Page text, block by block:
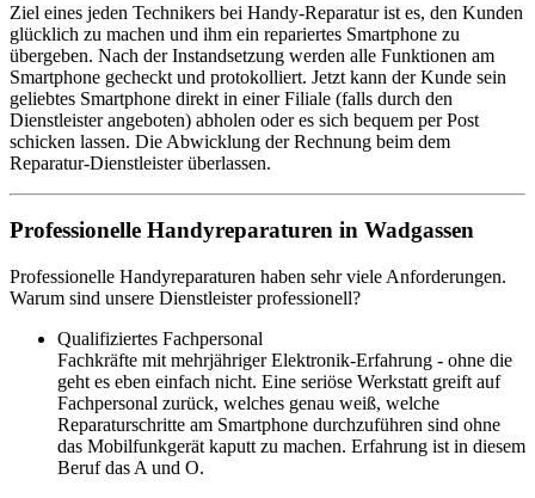
Ziel eines jeden Technikers bei Handy-Reparatur ist es, den Kunden
glücklich zu machen und ihm ein repariertes Smartphone zu
übergeben. Nach der Instandsetzung werden alle Funktionen am
Smartphone gecheckt und protokolliert. Jetzt kann der Kunde sein
geliebtes Smartphone direkt in einer Filiale (falls durch den
Dienstleister angeboten) abholen oder es sich bequem per Post
schicken lassen. Die Abwicklung der Rechnung beim dem
Reparatur-Dienstleister überlassen.
Professionelle Handyreparaturen in Wadgassen
Professionelle Handyreparaturen haben sehr viele Anforderungen.
Warum sind unsere Dienstleister professionell?
Qualifiziertes Fachpersonal
Fachkräfte mit mehrjähriger Elektronik-Erfahrung - ohne die
geht es eben einfach nicht. Eine seriöse Werkstatt greift auf
Fachpersonal zurück, welches genau weiß, welche
Reparaturschritte am Smartphone durchzuführen sind ohne
das Mobilfunkgerät kaputt zu machen. Erfahrung ist in diesem
Beruf das A und O.